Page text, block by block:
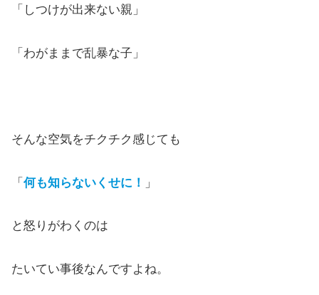
「しつけが出来ない親」
「わがままで乱暴な子」
そんな空気をチクチク感じても
「 何も知らないくせに！ 」
と怒りがわくのは
たいてい事後なんですよね。